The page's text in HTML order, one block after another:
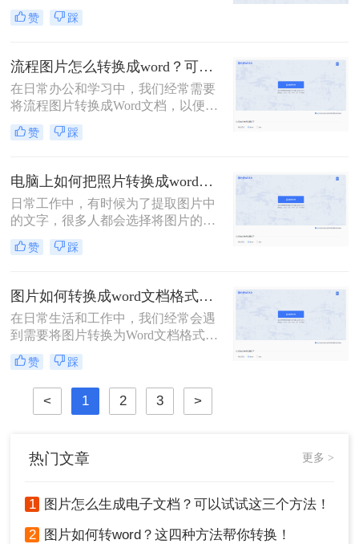
方便我们随时随地阅读，还便于编
辑、分享和存储。本文将介绍如何将
赞 踩
流程图片怎么转换成word？可以试试这三个方法！
在日常办公和学习中，我们经常需要
将流程图片转换成Word文档，以便于
编辑、修改和分享。那么流程图片怎
么转换成word呢？本文将为你介绍三
法，帮助你更高效地完成这一任务。
赞 踩
电脑上如何把照片转换成word文档？转换图片为Word文档的二大妙招！
日常工作中，有时候为了提取图片中
的文字，很多人都会选择将图片的内
容一个字一个字的录入到Word中，费
时费力不说，还总容易出错。其实想
还是有很多快速且好用的方法的，今
天就来教大家电脑上如何把照片转换
成word文档。
赞 踩
图片如何转换成word文档格式？分享三个转换方法！
在日常生活和工作中，我们经常会遇
到需要将图片转换为Word文档格式的
情况。这种需求可能来自于需要将图
片中的文字提取出来进行编辑，或者
是将图片中的表格转换为可编辑的表
格格式。那么图片如何转换成word文
档格式呢？下面，我们将介绍几种常
Word文档的转换。
赞 踩
< 1 2 3 >
热门文章 更多 >
1 图片怎么生成电子文档？可以试试这三个方法！
2 图片如何转word？这四种方法帮你转换！